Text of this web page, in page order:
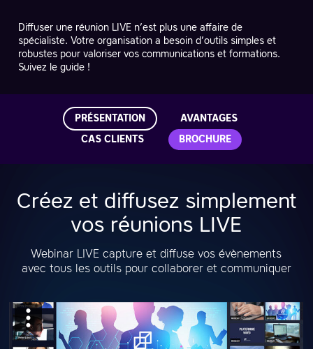
Diffuser une réunion LIVE n’est plus une affaire de
spécialiste. Votre organisation a besoin d’outils simples et
robustes pour valoriser vos communications et formations.
Suivez le guide !
PRÉSENTATION AVANTAGES
CAS CLIENTS BROCHURE
Créez et diffusez simplement
vos réunions LIVE
Webinar LIVE capture et diffuse vos évènements
avec tous les outils pour collaborer et communiquer